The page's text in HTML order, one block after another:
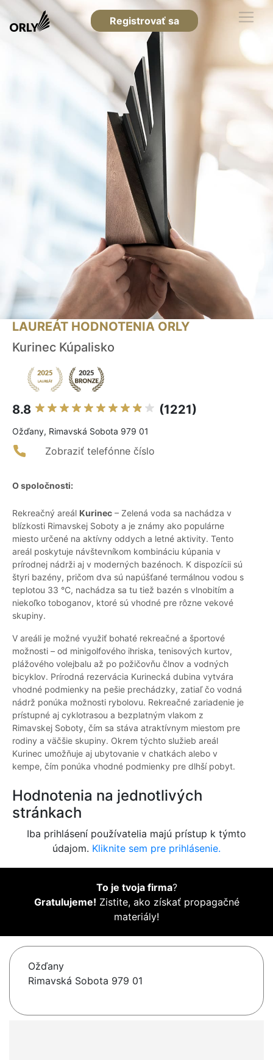
Registrovať sa
LAUREÁT HODNOTENIA ORLY
Kurinec Kúpalisko
8.8 (1221)
Ožďany, Rimavská Sobota 979 01
Zobraziť telefónne číslo
O spoločnosti:
Rekreačný areál Kurinec – Zelená voda sa nachádza v
blízkosti Rimavskej Soboty a je známy ako populárne
miesto určené na aktívny oddych a letné aktivity. Tento
areál poskytuje návštevníkom kombináciu kúpania v
prírodnej nádrži aj v moderných bazénoch. K dispozícii sú
štyri bazény, pričom dva sú napúšťané termálnou vodou s
teplotou 33 °C, nachádza sa tu tiež bazén s vlnobitím a
niekoľko toboganov, ktoré sú vhodné pre rôzne vekové
skupiny.
V areáli je možné využiť bohaté rekreačné a športové
možnosti – od minigolfového ihriska, tenisových kurtov,
plážového volejbalu až po požičovňu člnov a vodných
bicyklov. Prírodná rezervácia Kurinecká dubina vytvára
vhodné podmienky na pešie prechádzky, zatiaľ čo vodná
nádrž ponúka možnosti rybolovu. Rekreačné zariadenie je
prístupné aj cyklotrasou a bezplatným vlakom z
Rimavskej Soboty, čím sa stáva atraktívnym miestom pre
rodiny a väčšie skupiny. Okrem týchto služieb areál
Kurinec umožňuje aj ubytovanie v chatkách alebo v
kempe, čím ponúka vhodné podmienky pre dlhší pobyt.
Hodnotenia na jednotlivých
stránkach
Iba prihlásení používatelia majú prístup k týmto
údajom. Kliknite sem pre prihlásenie.
To je tvoja firma?
Gratulujeme! Zistite, ako získať propagačné
materiály!
Ožďany
Rimavská Sobota 979 01